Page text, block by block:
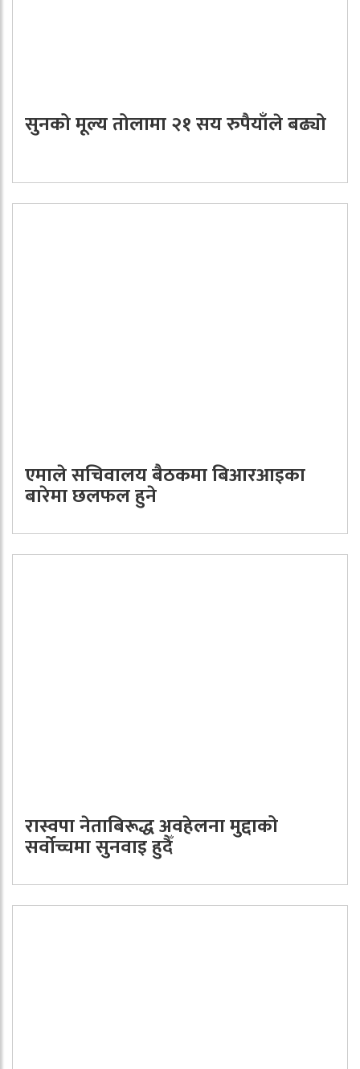
सुनको मूल्य तोलामा २१ सय रुपैयाँले बढ्यो
एमाले सचिवालय बैठकमा बिआरआइका
बारेमा छलफल हुने
रास्वपा नेताबिरूद्ध अवहेलना मुद्दाको
सर्वोच्चमा सुनवाइ हुदैँ